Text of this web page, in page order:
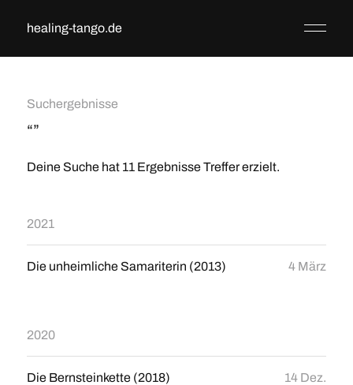
healing-tango.de
Suchergebnisse
“”
Deine Suche hat 11 Ergebnisse Treffer erzielt.
2021
Die unheimliche Samariterin (2013) 4 März
2020
Die Bernsteinkette (2018) 14 Dez.